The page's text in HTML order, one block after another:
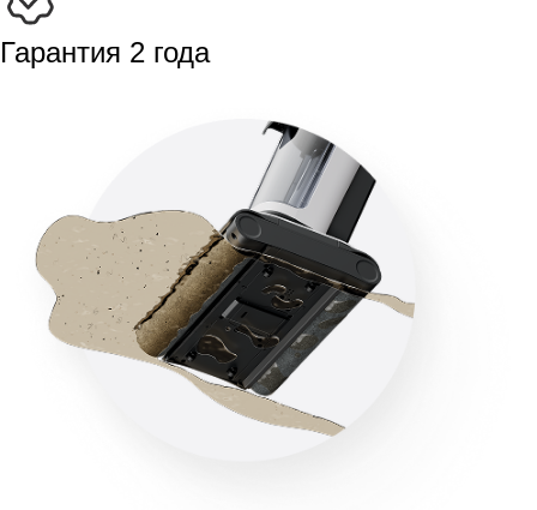
Гарантия 2 года